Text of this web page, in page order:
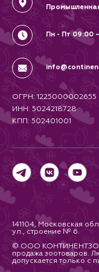
Пн - Пт 09:00
ОГРН: 1225000002655
ИНН: 5024218728
КПП: 502401001
141104, Московская
ул., строение № 6.
© ООО КОНТИНЕНТЗОО
продажа зоотоваров.
допускается только с